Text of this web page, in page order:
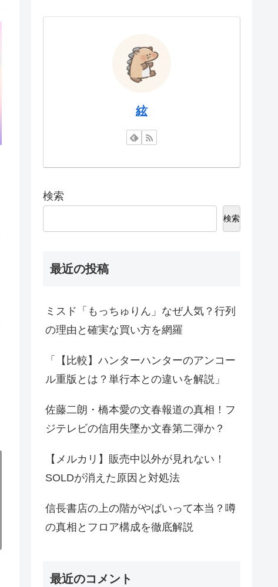
絃
検索
検索
最近の投稿
ミスド「もっちゅりん」なぜ人気？行列
の理由と確実な買い方を網羅
「【比較】ハンターハンターのアンコー
ル重版とは？単行本との違いを解説」
佐藤二朗・橋本愛の文春報道の真相！フ
ジテレビの信用失墜か文春第二弾か？
【メルカリ】販売中以外が見れない！
SOLDが消えた原因と対処法
信長書店の上の階がやばいって本当？噂
の真相とフロア構成を徹底解説
最近のコメント